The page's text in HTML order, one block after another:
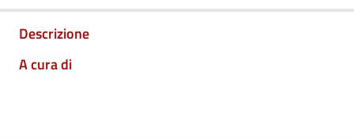
Descrizione
A cura di